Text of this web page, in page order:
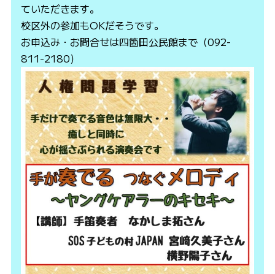
ていただきます。
校区外の参加もOKだそうです。
お申込み・お問合せは四箇田公民館まで（092-
811-2180）